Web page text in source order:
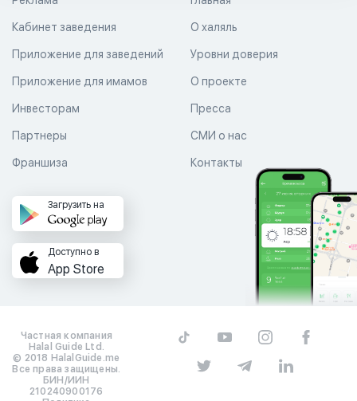
О халяль
Уровни доверия
Кабинет заведения
Приложение для заведений
Приложение для имамов О проекте
Пресса
СМИ о нас
Контакты
Инвесторам
Партнеры
Франшиза
Загрузить на
Доступно в
App Store
Частная компания
Halal Guide Ltd.
© 2018 HalalGuide.me
Все права защищены.
БИН/ИИН
210240900176